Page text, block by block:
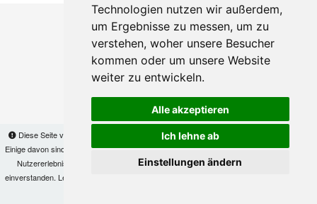
Technologien nutzen wir außerdem,
um Ergebnisse zu messen, um zu
verstehen, woher unsere Besucher
kommen oder um unsere Website
weiter zu entwickeln.
Alle akzeptieren
Ich lehne ab
Einstellungen ändern
Diese Seite verwendet Cookies, um Informationen auf Ihrem Computer zu speichern.
Einige davon sind notwendig, damit unsere Seite funktioniert, andere helfen uns dabei, das
Nutzererlebnis zu verbessern. Mit der Nutzung dieser Seite erklären Sie sich damit
einverstanden. Lesen Sie unsere